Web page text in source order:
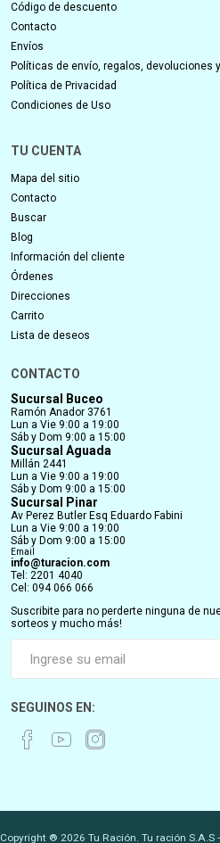
Código de descuento
Contacto
Envíos
Políticas de envío, regalos, devoluciones
Política de Privacidad
Condiciones de Uso
TU CUENTA
Mapa del sitio
Contacto
Buscar
Blog
Información del cliente
Órdenes
Direcciones
Carrito
Lista de deseos
CONTACTO
Sucursal Buceo
Ramón Anador 3761
Lun a Vie 9:00 a 19:00
Sáb y Dom 9:00 a 15:00
Sucursal Aguada
Millán 2441
Lun a Vie 9:00 a 19:00
Sáb y Dom 9:00 a 15:00
Sucursal Pinar
Av Perez Butler Esq Eduardo Fabini
Lun a Vie 9:00 a 19:00
Sáb y Dom 9:00 a 15:00
Email
info@turacion.com
Tel: 2201 4040
Cel: 094 066 066
Suscribite para no perderte ninguna de
sorteos y mucho más!
SEGUINOS EN:
Copyright ® 2026 Tu Ración. Tu ración S.A.S